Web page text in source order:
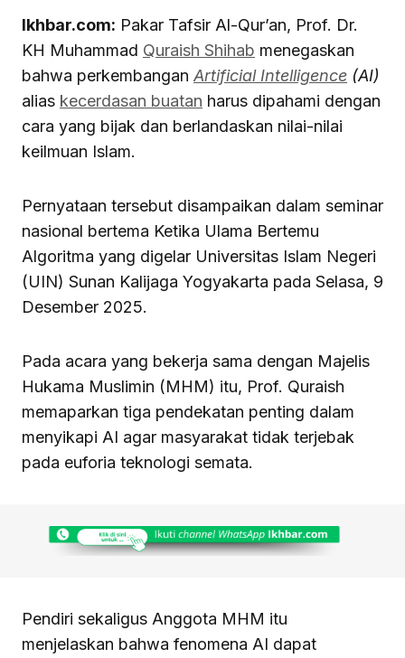
Ikhbar.com: Pakar Tafsir Al-Qur’an, Prof. Dr.
KH Muhammad Quraish Shihab menegaskan
bahwa perkembangan Artificial Intelligence (AI)
alias kecerdasan buatan harus dipahami dengan
cara yang bijak dan berlandaskan nilai-nilai
keilmuan Islam.
Pernyataan tersebut disampaikan dalam seminar
nasional bertema Ketika Ulama Bertemu
Algoritma yang digelar Universitas Islam Negeri
(UIN) Sunan Kalijaga Yogyakarta pada Selasa, 9
Desember 2025.
Pada acara yang bekerja sama dengan Majelis
Hukama Muslimin (MHM) itu, Prof. Quraish
memaparkan tiga pendekatan penting dalam
menyikapi AI agar masyarakat tidak terjebak
pada euforia teknologi semata.
Pendiri sekaligus Anggota MHM itu
menjelaskan bahwa fenomena AI dapat